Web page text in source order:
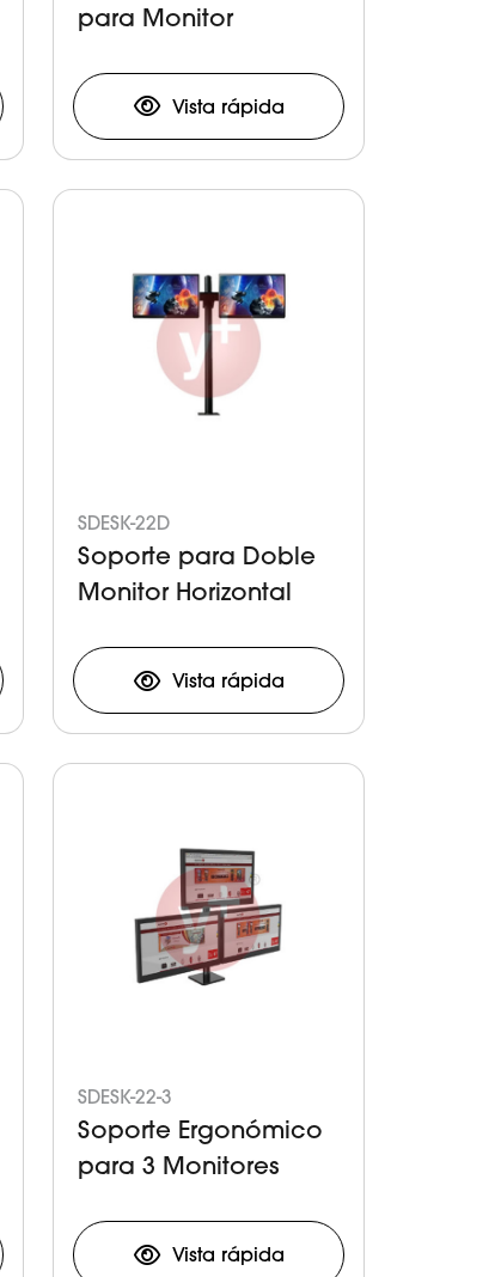
para Monitor
Vista rápida
SDESK-22D
Soporte para Doble
Monitor Horizontal
Vista rápida
SDESK-22-3
Soporte Ergonómico
para 3 Monitores
Vista rápida